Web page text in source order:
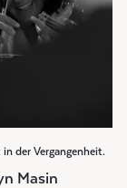
in der Vergangenheit.
Masin